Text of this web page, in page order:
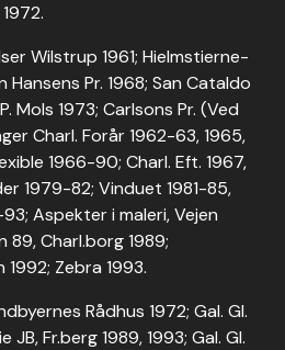
Wilstrup 1961; Hielmstierne-
Hansens Pr. 1968; San Cataldo
Mols 1973; Carlsons Pr. (Ved
Charl. Forår 1962-63, 1965,
1966-90; Charl. Eft. 1967,
1979-82; Vinduet 1981-85,
Aspekter i maleri, Vejen
89, Charl.borg 1989;
Zebra 1993.
Rådhus 1972; Gal. Gl.
JB, Fr.berg 1989, 1993; Gal. Gl.